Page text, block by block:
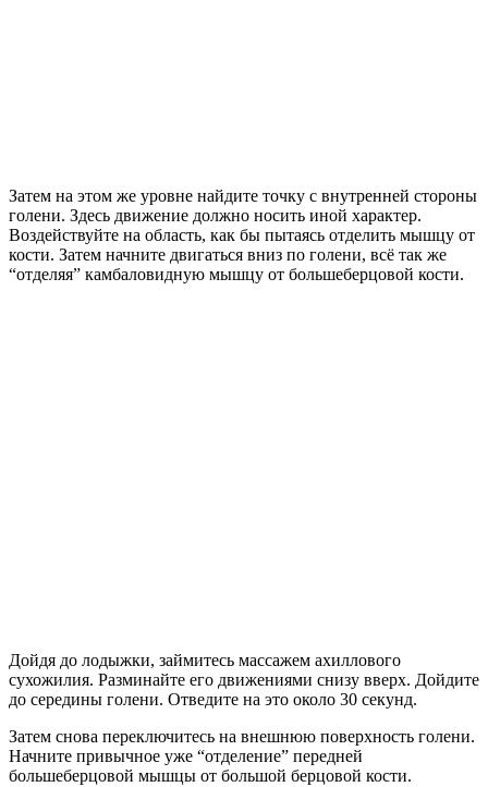
Затем на этом же уровне найдите точку с внутренней стороны
голени. Здесь движение должно носить иной характер.
Воздействуйте на область, как бы пытаясь отделить мышцу от
кости. Затем начните двигаться вниз по голени, всё так же
“отделяя” камбаловидную мышцу от большеберцовой кости.
Дойдя до лодыжки, займитесь массажем ахиллового
сухожилия. Разминайте его движениями снизу вверх. Дойдите
до середины голени. Отведите на это около 30 секунд.
Затем снова переключитесь на внешнюю поверхность голени.
Начните привычное уже “отделение” передней
большеберцовой мышцы от большой берцовой кости.